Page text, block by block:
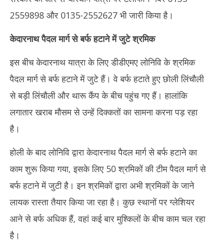
2559898 और 0135-2552627 भी जारी किया है।
केदारनाथ पैदल मार्ग से बर्फ हटाने में जुटे श्रमिक
इस बीच केदारनाथ यात्रा के लिए डीडीएमए लोनिवि के श्रमिक
पैदल मार्ग से बर्फ हटाने में जुटे हैं। वे बर्फ हटाते हुए छोली लिंचौली
से बड़ी लिंचौली और थारू कैंप के बीच पहुंच गए हैं। हालांकि
लगातार खराब मौसम से उन्हें दिक्कतों का सामना करना पड़ रहा
है।
होली के बाद लोनिवि द्वारा केदारनाथ पैदल मार्ग से बर्फ हटाने का
काम शुरू किया गया, इसके लिए 50 श्रमिकों की टीम पैदल मार्ग से
बर्फ हटाने में जुटी है। इन श्रमिकों द्वारा अभी श्रमिकों के जाने
लायक रास्ता तैयार किया जा रहा है। कुछ स्थानों पर ग्लेशियर
आने से बर्फ अधिक हैं, वहां कई बार मुश्किलों के बीच काम चल रहा
है।